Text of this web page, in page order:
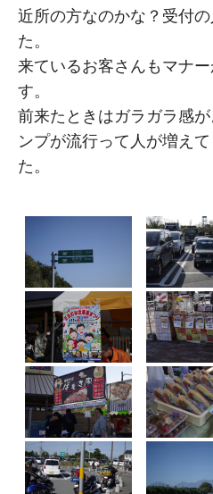
近所の方なのかな？受付
た。
来ているお客さんもマナ
す。
前来たときはガラガラ感
ンプが流行って人が増え
た。